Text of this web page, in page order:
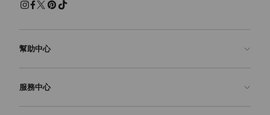
幫助中心
常見問題解答
服務中心